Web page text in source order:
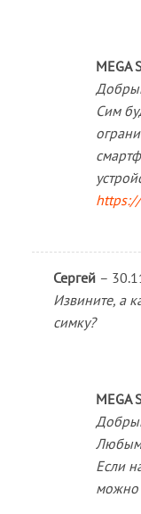
MEGA
Сим
Сергей –
Извините, а
симку?
MEGA
Любым
Если
можно